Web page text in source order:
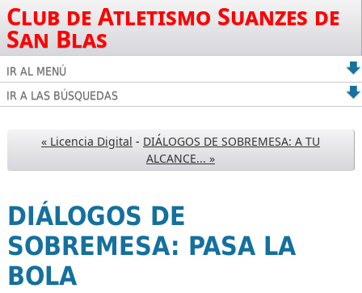
Club de Atletismo Suanzes de
San Blas
IR AL MENÚ
IR A LAS BÚSQUEDAS
« Licencia Digital - DIÁLOGOS DE SOBREMESA: A TU
ALCANCE... »
DIÁLOGOS DE
SOBREMESA: PASA LA
BOLA